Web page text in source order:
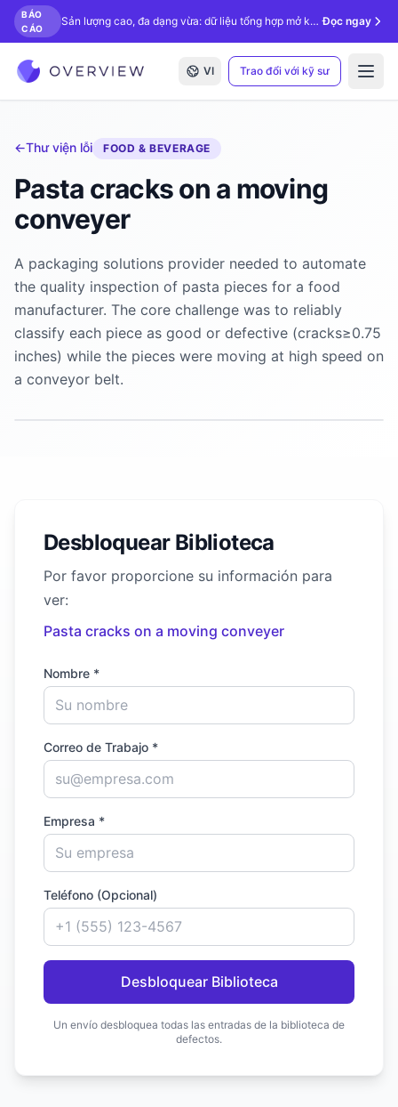
BÁO
CÁO
Sản lượng cao, đa dạng vừa: dữ liệu tổng hợp mở khóa kiểm tra bằng AI. Đọc ngay
VI Trao đổi với kỹ sư
←Thư viện lỗi FOOD & BEVERAGE
Pasta cracks on a moving
conveyer
A packaging solutions provider needed to automate
the quality inspection of pasta pieces for a food
manufacturer. The core challenge was to reliably
classify each piece as good or defective (cracks≥0.75
inches) while the pieces were moving at high speed on
a conveyor belt.
Desbloquear Biblioteca
Por favor proporcione su información para
ver:
Pasta cracks on a moving conveyer
Nombre *
Correo de Trabajo *
Empresa *
Teléfono (Opcional)
Desbloquear Biblioteca
Un envío desbloquea todas las entradas de la biblioteca de
defectos.